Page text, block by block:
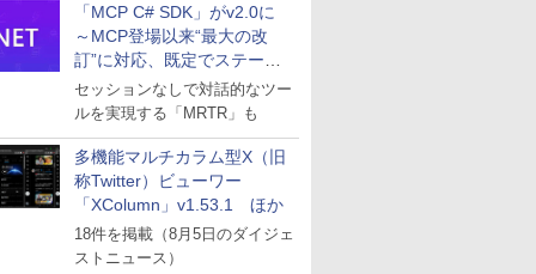
「MCP C# SDK」がv2.0に
～MCP登場以来“最大の改
訂”に対応、既定でステート
レスへ
セッションなしで対話的なツー
ルを実現する「MRTR」も
多機能マルチカラム型X（旧
称Twitter）ビューワー
「XColumn」v1.53.1 ほか
18件を掲載（8月5日のダイジェ
ストニュース）